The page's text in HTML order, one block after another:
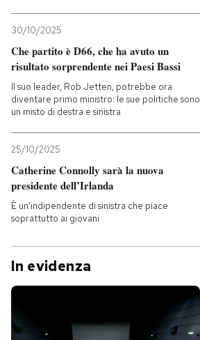
30/10/2025
Che partito è D66, che ha avuto un
risultato sorprendente nei Paesi Bassi
Il suo leader, Rob Jetten, potrebbe ora
diventare primo ministro: le sue politiche sono
un misto di destra e sinistra
25/10/2025
Catherine Connolly sarà la nuova
presidente dell’Irlanda
È un'indipendente di sinistra che piace
soprattutto ai giovani
In evidenza